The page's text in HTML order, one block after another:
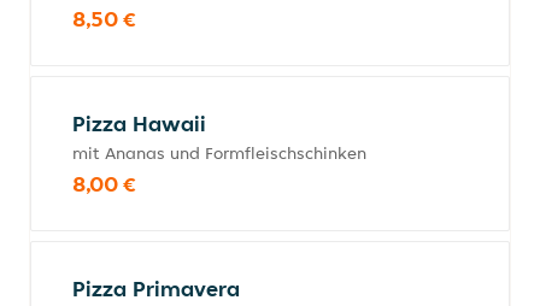
8,50 €
Pizza Hawaii
mit Ananas und Formfleischschinken
8,00 €
Pizza Primavera